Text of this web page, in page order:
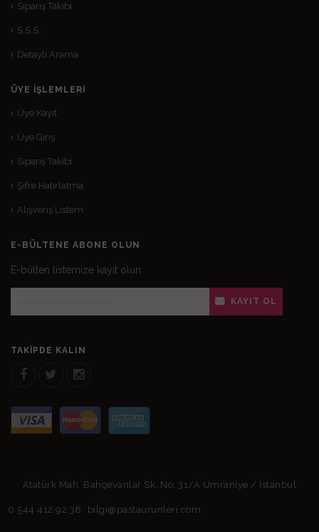
Sipariş Takibi
S.S.S.
Detaylı Arama
ÜYE İŞLEMLERI
Üye Kayıt
Üye Giriş
Sipariş Takibi
Şifre Hatırlatma
Alışveriş Listem
E-BÜLTENE ABONE OLUN
E-bülten listemize kayıt olun.
KAYIT OL
TAKIPDE KALIN
Atatürk Mah. Bahçevanlar Sk. No: 31/A Ümraniye / İstanbul
0 544 412 92 38 bilgi@pastaurunleri.com